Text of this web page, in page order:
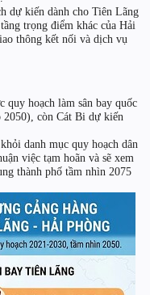
dự kiến dành cho Tiên Lãng
trọng điểm khác của Hải
thông kết nối và dịch vụ
quy hoạch làm sân bay quốc
2050), còn Cát Bi dự kiến
danh mục quy hoạch dân
việc tạm hoãn và sẽ xem
thành phố tầm nhìn 2075